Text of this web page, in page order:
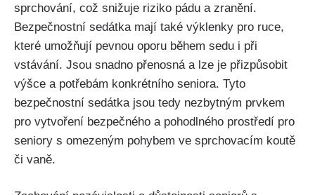
sprchování, což snižuje riziko pádu a zranění.
Bezpečnostní sedátka mají také výklenky pro ruce,
které umožňují pevnou oporu během sedu i při
vstávání. Jsou snadno přenosná a lze je přizpůsobit
výšce a potřebám konkrétního seniora. Tyto
bezpečnostní sedátka jsou tedy nezbytným prvkem
pro vytvoření bezpečného a pohodlného prostředí pro
seniory s omezeným pohybem ve sprchovacím koutě
či vaně.